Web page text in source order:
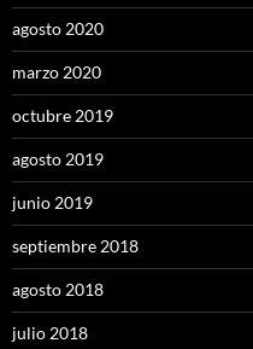
agosto 2020
marzo 2020
octubre 2019
agosto 2019
junio 2019
septiembre 2018
agosto 2018
julio 2018